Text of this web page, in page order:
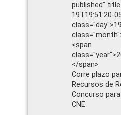
published"
19T19:51:20-
<span
</span>
Corre plazo
Recursos de
Concurso
CNE